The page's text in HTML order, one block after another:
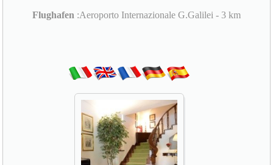
Flughafen :Aeroporto Internazionale G.Galilei - 3 km